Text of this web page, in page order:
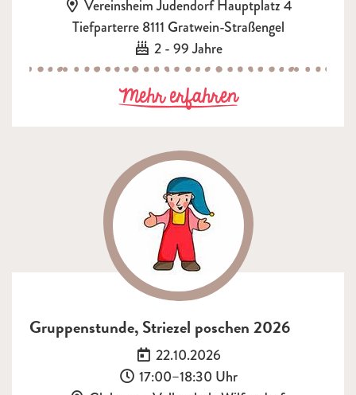
Ort:
Vereinsheim Judendorf Hauptplatz 4
Tiefparterre 8111 Gratwein-Straßengel
Alter:
2 - 99 Jahre
Mehr erfahrenzu
Gruppenstunde, Striezel poschen 2026
Datum:
22.10.2026
Uhrzeit:
17:00–18:30 Uhr